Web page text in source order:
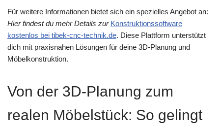
Für weitere Informationen bietet sich ein spezielles Angebot an:
Hier findest du mehr Details zur Konstruktionssoftware
kostenlos bei tibek-cnc-technik.de. Diese Plattform unterstützt
dich mit praxisnahen Lösungen für deine 3D-Planung und
Möbelkonstruktion.
Von der 3D-Planung zum
realen Möbelstück: So gelingt